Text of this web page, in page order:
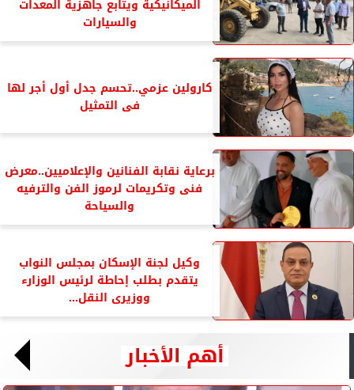
الميكانيكية ويتابع جاهزية المعدات
والسيارات
كارولين عزمي..تحسم جدل أول أجر لها
فى التمثيل
برعاية نقابة الفنانين والإعلاميين..معرض
فنى وتكريمات لرموز الفن والترفيه
والسياحة
وكيل لجنة الإسكان بمجلس النواب
يتقدم بطلب إحاطة لرئيس الوزارء
ووزيرى النقل...
أهم الأخبار